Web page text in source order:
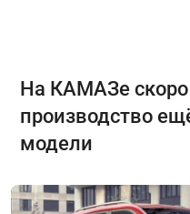
На КАМАЗе скоро
производство
модели